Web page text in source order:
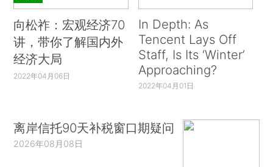
向松祚：宏观经济70
讲，带你了解国内外
经济大局
2022年04月06日
In Depth: As
Tencent Lays Off
Staff, Is Its ‘Winter’
Approaching?
2022年04月01日
离岸信托90天补税窗口期疑问
2026年08月08日